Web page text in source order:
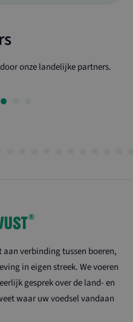
onze landelijke partners.
verbinding tussen boeren,
in eigen streek. We voeren
gesprek over de land- en
waar uw voedsel vandaan